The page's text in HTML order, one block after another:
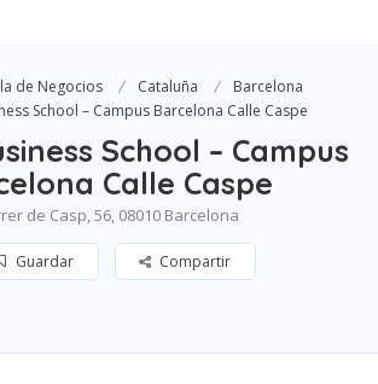
de Negocios Cataluña
Barcelona
School – Campus Barcelona Calle Caspe
School – Campus
Calle Caspe
de Casp, 56, 08010 Barcelona
Guardar Compartir